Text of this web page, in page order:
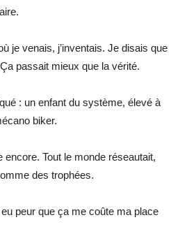
je venais, j’inventais. Je disais que
passait mieux que la vérité.
: un enfant du système, élevé à
biker.
encore. Tout le monde réseautait,
des trophées.
eu peur que ça me coûte ma place